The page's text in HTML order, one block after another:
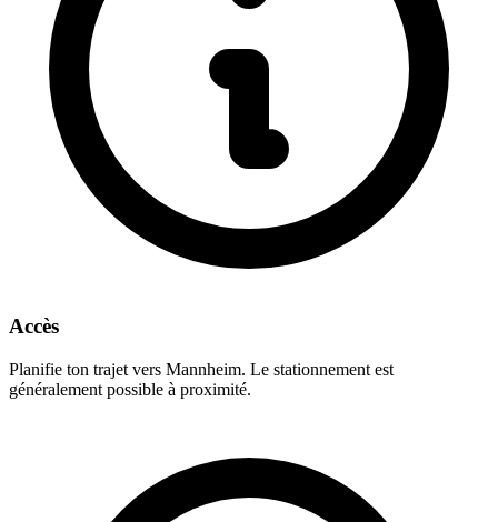
Accès
Planifie ton trajet vers Mannheim. Le stationnement est
généralement possible à proximité.